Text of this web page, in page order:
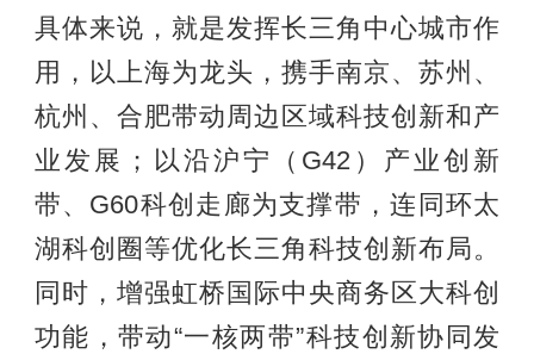
具体来说，就是发挥长三角中心城市作
用，以上海为龙头，携手南京、苏州、
杭州、合肥带动周边区域科技创新和产
业发展；以沿沪宁（G42）产业创新
带、G60科创走廊为支撑带，连同环太
湖科创圈等优化长三角科技创新布局。
同时，增强虹桥国际中央商务区大科创
功能，带动“一核两带”科技创新协同发